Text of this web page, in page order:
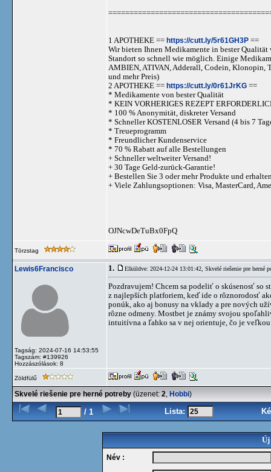
1 APOTHEKE == https://cutt.ly/5r61GH3P ==
Wir bieten Ihnen Medikamente in bester
Standort so schnell wie möglich. Einige
AMBIEN, ATIVAN, Adderall, Codein, Klonopin,
und mehr Preis)
2 APOTHEKE == https://cutt.ly/0r61JrKG ==
* Medikamente von bester Qualität
* KEIN VORHERIGES REZEPT
* 100 % Anonymität, diskreter Versand
* Schneller KOSTENLOSER Versand (4 bis 7
* Treueprogramm
* Freundlicher Kundenservice
* 70 % Rabatt auf alle Bestellungen
+ Schneller weltweiter Versand!
+ 30 Tage Geld-zurück-Garantie!
+ Bestellen Sie 3 oder mehr Produkte und
+ Viele Zahlungsoptionen: Visa, MasterCard,
OJNcwDeTuBx0FpQ
Törzstag
Lewis6Francisco
Tagság: 2024-07-16 14:53:55
Tagszám: #139926
Hozzászólások: 8
1. Elküldve: 2024-12-24 13:01:42, Skvelé riešenie pre herné
Pozdravujem! Chcem sa podeliť o skúsenosť so
z najlepších platforiem, keď ide o rôznorodosť
ponúk, ako aj bonusy na vklady a pre nových
rôzne odmeny. Mostbet je známy svojou
intuitívna a ľahko sa v nej orientuje, čo je
Zöldfülű
Skvelé riešenie pre herné potreby (üzenet: 2, Hobbi)
/ 1 Lista:
Új
Név :